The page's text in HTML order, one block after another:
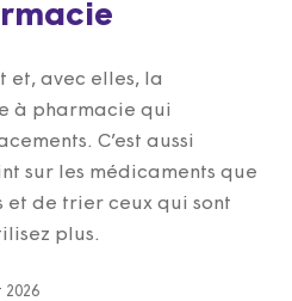
et, avec elles, la
à pharmacie qui
C’est aussi
sur les médicaments que
et de trier ceux qui sont
plus.
2026